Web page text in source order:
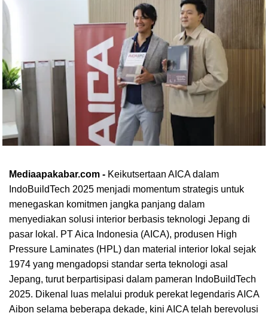
Mediaapakabar.com - Keikutsertaan AICA dalam
IndoBuildTech 2025 menjadi momentum strategis untuk
menegaskan komitmen jangka panjang dalam
menyediakan solusi interior berbasis teknologi Jepang di
pasar lokal. PT Aica Indonesia (AICA), produsen High
Pressure Laminates (HPL) dan material interior lokal sejak
1974 yang mengadopsi standar serta teknologi asal
Jepang, turut berpartisipasi dalam pameran IndoBuildTech
2025. Dikenal luas melalui produk perekat legendaris AICA
Aibon selama beberapa dekade, kini AICA telah berevolusi